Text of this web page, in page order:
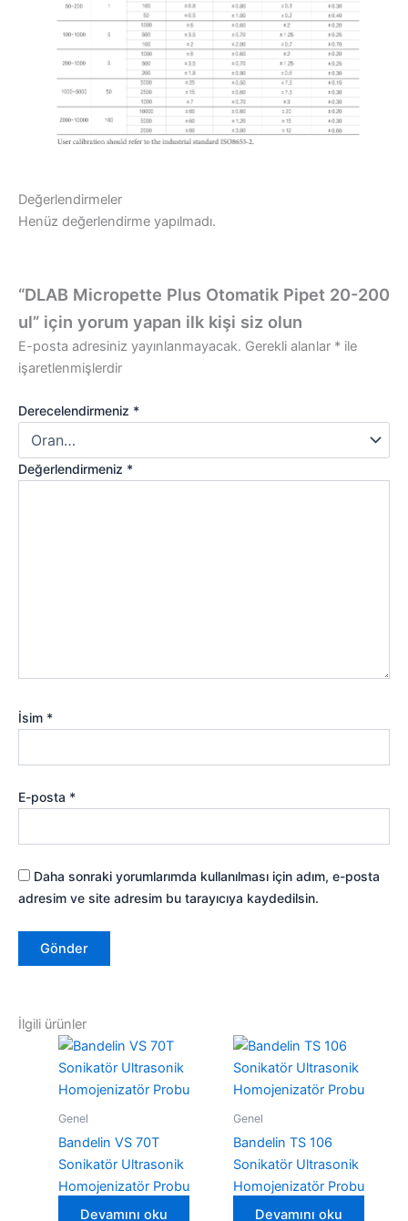
Değerlendirmeler
Henüz değerlendirme yapılmadı.
“DLAB Micropette Plus Otomatik Pipet 20-200
ul” için yorum yapan ilk kişi siz olun
E-posta adresiniz yayınlanmayacak. Gerekli alanlar * ile
işaretlenmişlerdir
Derecelendirmeniz *
Değerlendirmeniz *
İsim *
E-posta *
Daha sonraki yorumlarımda kullanılması için adım, e-posta
adresim ve site adresim bu tarayıcıya kaydedilsin.
İlgili ürünler
Genel
Bandelin VS 70T
Sonikatör Ultrasonik
Homojenizatör Probu
Devamını oku
Genel
Bandelin TS 106
Sonikatör Ultrasonik
Homojenizatör Probu
Devamını oku